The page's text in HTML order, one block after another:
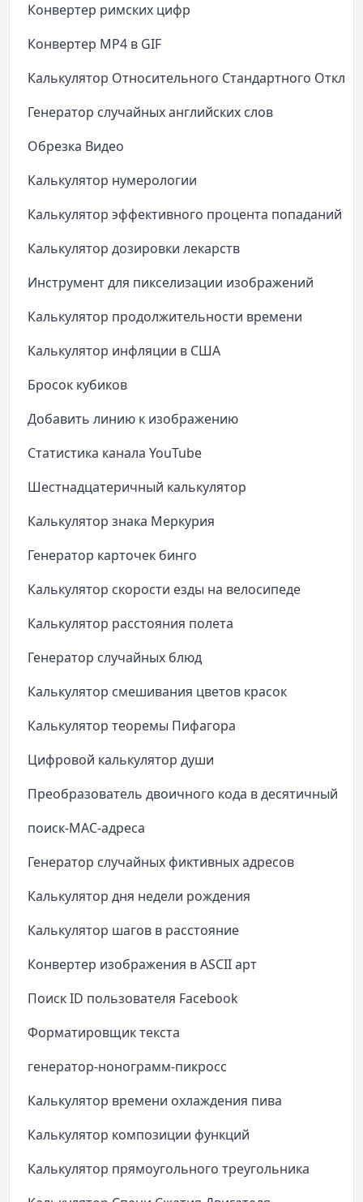
Конвертер римских цифр
Конвертер MP4 в GIF
Калькулятор Относительного Стандартного
Генератор случайных английских слов
Обрезка Видео
Калькулятор нумерологии
Калькулятор эффективного процента попаданий
Калькулятор дозировки лекарств
Инструмент для пикселизации изображений
Калькулятор продолжительности времени
Калькулятор инфляции в США
Бросок кубиков
Добавить линию к изображению
Статистика канала YouTube
Шестнадцатеричный калькулятор
Калькулятор знака Меркурия
Генератор карточек бинго
Калькулятор скорости езды на велосипеде
Калькулятор расстояния полета
Генератор случайных блюд
Калькулятор смешивания цветов красок
Калькулятор теоремы Пифагора
Цифровой калькулятор души
Преобразователь двоичного кода в десятичный
поиск-MAC-адреса
Генератор случайных фиктивных адресов
Калькулятор дня недели рождения
Калькулятор шагов в расстояние
Конвертер изображения в ASCII арт
Поиск ID пользователя Facebook
Форматировщик текста
генератор-нонограмм-пикросс
Калькулятор времени охлаждения пива
Калькулятор композиции функций
Калькулятор прямоугольного треугольника